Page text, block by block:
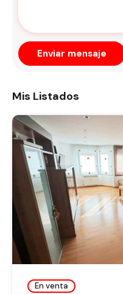
Enviar mensaje
Mis Listados
En venta